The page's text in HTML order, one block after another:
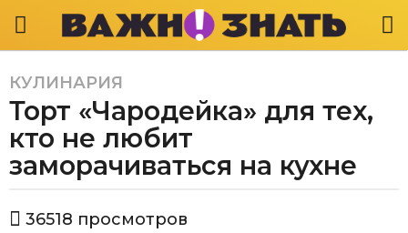
6
л
т
a
o
КУЛИНАРИЯ
Торт «Чародейка» для тех,
кто не любит
заморачиваться на кухне
в
36518 просмотров